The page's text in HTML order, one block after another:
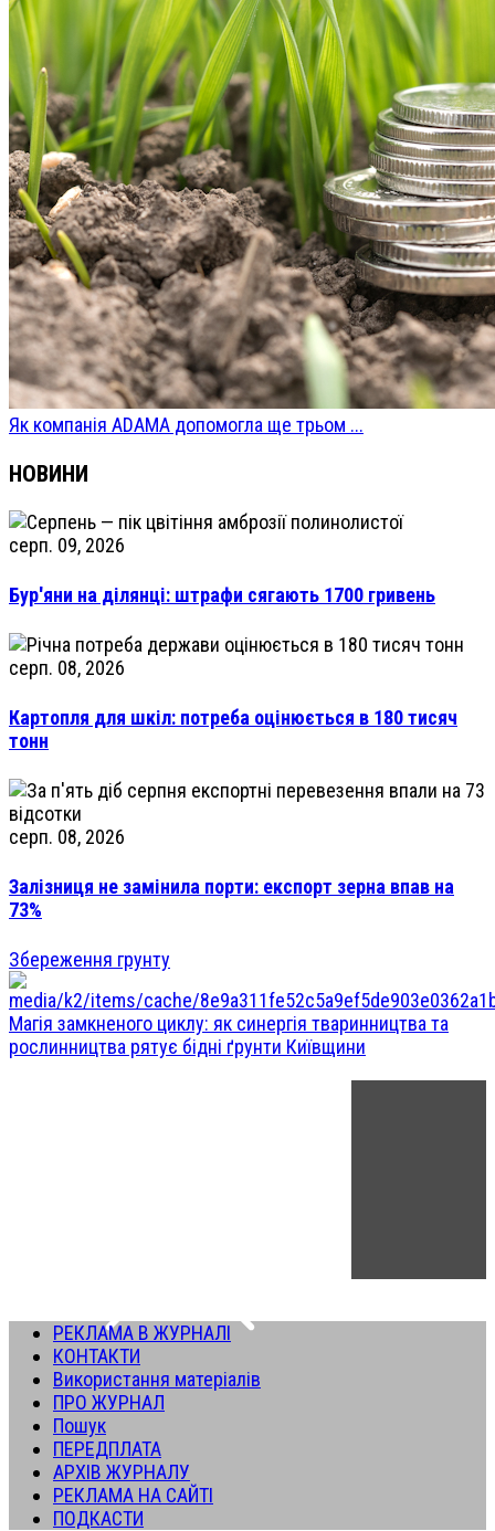
Як компанія ADAMA допомогла ще трьом ...
НОВИНИ
серп. 09, 2026
Бур'яни на ділянці: штрафи сягають 1700 гривень
серп. 08, 2026
Картопля для шкіл: потреба оцінюється в 180 тисяч
тонн
серп. 08, 2026
Залізниця не замінила порти: експорт зерна впав на
73%
Збереження грунту
Магія замкненого циклу: як синергія тваринництва та
рослинництва рятує бідні ґрунти Київщини
РЕКЛАМА В ЖУРНАЛІ
КОНТАКТИ
Використання матеріалів
ПРО ЖУРНАЛ
Пошук
ПЕРЕДПЛАТА
АРХІВ ЖУРНАЛУ
РЕКЛАМА НА САЙТІ
ПОДКАСТИ